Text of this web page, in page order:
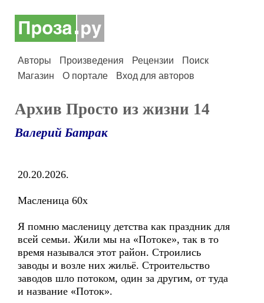
Авторы Произведения Рецензии
Поиск
Магазин
О портале Вход для авторов
Архив Просто из жизни 14
Валерий Батрак
20.20.2026.
Масленица 60х
Я помню масленицу детства как праздник для
всей семьи. Жили мы на «Потоке», так в то
время назывался этот район. Строились
заводы и возле них жильё. Строительство
заводов шло потоком, один за другим, от туда
и название «Поток».